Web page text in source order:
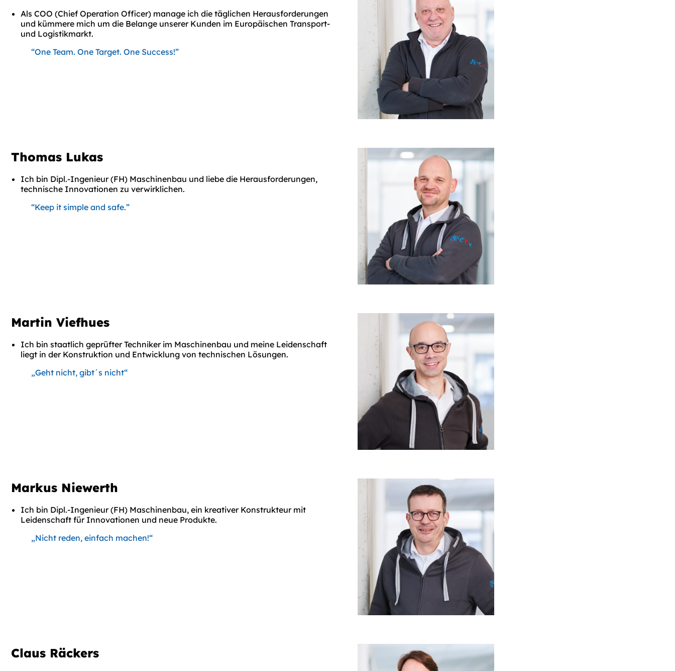
Als COO (Chief Operation Officer) manage ich die täglichen Herausforderungen
und kümmere mich um die Belange unserer Kunden im Europäischen Transport-
und Logistikmarkt.
“One Team. One Target. One Success!”
Thomas Lukas
Ich bin Dipl.-Ingenieur (FH) Maschinenbau und liebe die Herausforderungen,
technische Innovationen zu verwirklichen.
“Keep it simple and safe.”
Martin Viefhues
Ich bin staatlich geprüfter Techniker im Maschinenbau und meine Leidenschaft
liegt in der Konstruktion und Entwicklung von technischen Lösungen.
„Geht nicht, gibt´s nicht“
Markus Niewerth
Ich bin Dipl.-Ingenieur (FH) Maschinenbau, ein kreativer Konstrukteur mit
Leidenschaft für Innovationen und neue Produkte.
„Nicht reden, einfach machen!“
Claus Räckers